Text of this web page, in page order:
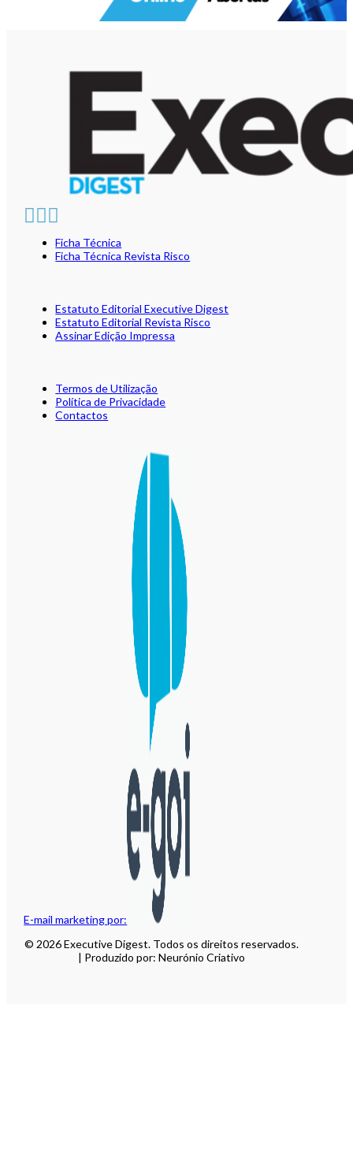
E-mail marketing por:
Ficha Técnica
Ficha Técnica Revista Risco
Estatuto Editorial Executive Digest
Estatuto Editorial Revista Risco
Assinar Edição Impressa
Termos de Utilização
Política de Privacidade
Contactos
© 2026 Executive Digest. Todos os direitos reservados.
| Produzido por: Neurónio Criativo